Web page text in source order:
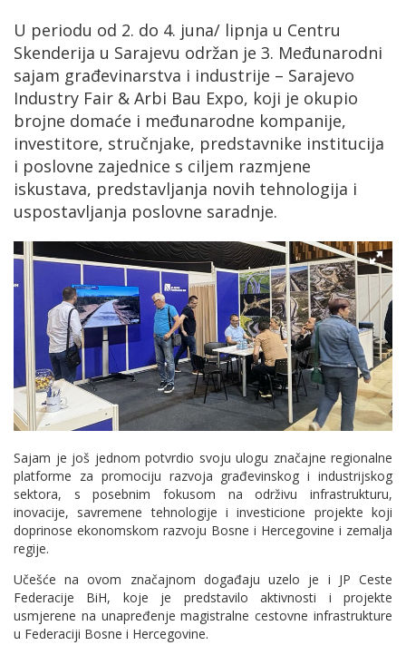
U periodu od 2. do 4. juna/ lipnja u Centru
Skenderija u Sarajevu održan je 3. Međunarodni
sajam građevinarstva i industrije – Sarajevo
Industry Fair & Arbi Bau Expo, koji je okupio
brojne domaće i međunarodne kompanije,
investitore, stručnjake, predstavnike institucija
i poslovne zajednice s ciljem razmjene
iskustava, predstavljanja novih tehnologija i
uspostavljanja poslovne saradnje.
Sajam je još jednom potvrdio svoju ulogu značajne regionalne
platforme za promociju razvoja građevinskog i industrijskog
sektora, s posebnim fokusom na održivu infrastrukturu,
inovacije, savremene tehnologije i investicione projekte koji
doprinose ekonomskom razvoju Bosne i Hercegovine i zemalja
regije.
Učešće na ovom značajnom događaju uzelo je i JP Ceste
Federacije BiH, koje je predstavilo aktivnosti i projekte
usmjerene na unapređenje magistralne cestovne infrastrukture
u Federaciji Bosne i Hercegovine.